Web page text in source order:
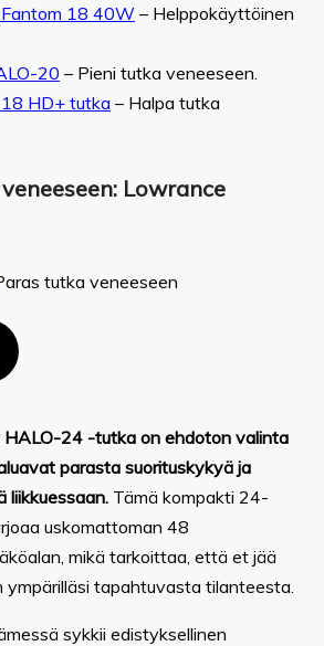
Fantom 18 40W – Helppokäyttöinen
20 – Pieni tutka veneeseen.
18 HD+ tutka – Halpa tutka
Lowrance
HALO-24 -tutka on ehdoton valinta
parasta suorituskykyä ja
liikkuessaan. Tämä kompakti 24-
uskomattoman 48
mikä tarkoittaa, että et jää
tapahtuvasta tilanteesta.
sykkii edistyksellinen